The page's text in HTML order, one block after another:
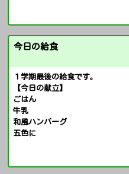
今日の給食
１学期最後の給食です。
【今日の献立】
ごはん
牛乳
和風ハンバーグ
五色に